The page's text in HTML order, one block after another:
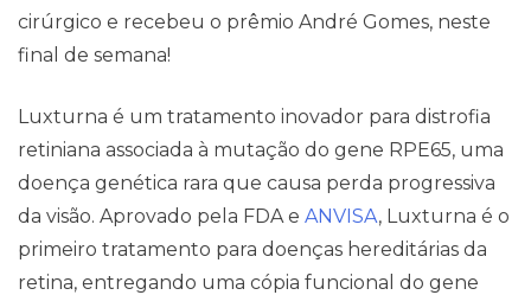
cirúrgico e recebeu o prêmio André Gomes, neste
final de semana!
Luxturna é um tratamento inovador para distrofia
retiniana associada à mutação do gene RPE65, uma
doença genética rara que causa perda progressiva
da visão. Aprovado pela FDA e ANVISA, Luxturna é o
primeiro tratamento para doenças hereditárias da
retina, entregando uma cópia funcional do gene